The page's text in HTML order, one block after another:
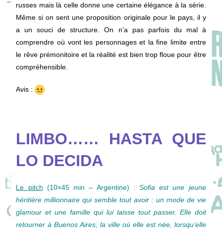
russes mais là celle donne une certaine élégance à la série.
Même si on sent une proposition originale pour le pays, il y
a un souci de structure. On n’a pas parfois du mal à
comprendre où vont les personnages et la fine limite entre
le rêve prémonitoire et la réalité est bien trop floue pour être
compréhensible.
Avis :
LIMBO…… HASTA QUE
LO DECIDA
Le pitch (10×45 min – Argentine) : Sofia est une jeune
héritière millionnaire qui semble tout avoir : un mode de vie
glamour et une famille qui lui laisse tout passer. Elle doit
retourner à Buenos Aires, la ville où elle est née, lorsqu’elle